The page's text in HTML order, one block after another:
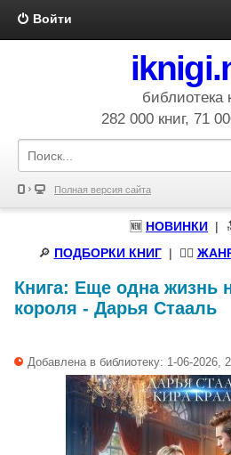
Войти
библиотека
282 000 книг, 71
Полная версия сайта
🆕 НОВИНКИ |
🔎 ПОДБОРКИ КНИГ| 🧝‍♀️
Книга: Еще одна жизнь
короля - Дарья Стааль
Добавлена в библиотеку: 1-06-2026,